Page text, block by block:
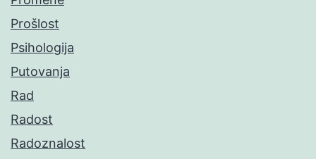
Prošlost
Psihologija
Putovanja
Rad
Radost
Radoznalost